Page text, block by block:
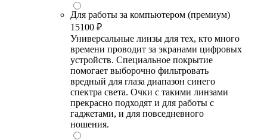
Для работы за компьютером (премиум)
15100 ₽
Универсальные линзы для тех, кто много
времени проводит за экранами цифровых
устройств. Специальное покрытие
помогает выборочно фильтровать
вредный для глаза диапазон синего
спектра света. Очки с такими линзами
прекрасно подходят и для работы с
гаджетами, и для повседневного
ношения.